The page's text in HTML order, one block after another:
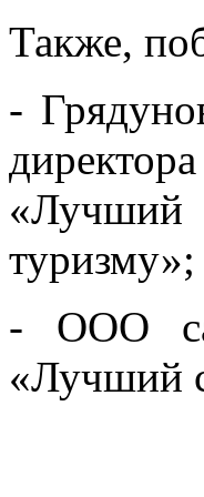
Также,
-
туризму»;
- ООО
«Лучший